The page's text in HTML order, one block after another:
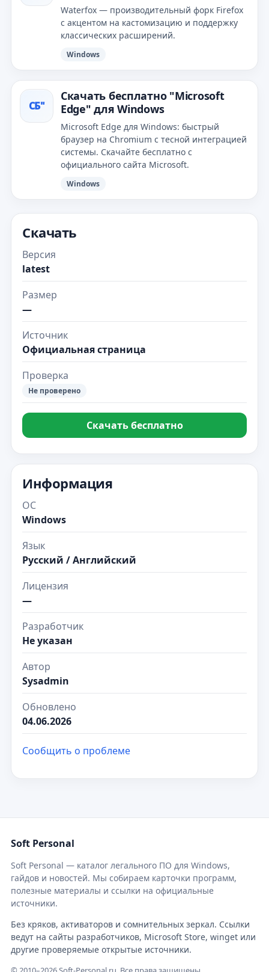
Waterfox — производительный форк Firefox
с акцентом на кастомизацию и поддержку
классических расширений.
Windows
СБ"
Скачать бесплатно "Microsoft
Edge" для Windows
Microsoft Edge для Windows: быстрый
браузер на Chromium с тесной интеграцией
системы. Скачайте бесплатно с
официального сайта Microsoft.
Windows
Скачать
Версия
latest
Размер
—
Источник
Официальная страница
Проверка
Не проверено
Скачать бесплатно
Информация
ОС
Windows
Язык
Русский / Английский
Лицензия
—
Разработчик
Не указан
Автор
Sysadmin
Обновлено
04.06.2026
Сообщить о проблеме
Soft Personal
Soft Personal — каталог легального ПО для Windows,
гайдов и новостей. Мы собираем карточки программ,
полезные материалы и ссылки на официальные
источники.
Без кряков, активаторов и сомнительных зеркал. Ссылки
ведут на сайты разработчиков, Microsoft Store, winget или
другие проверяемые открытые источники.